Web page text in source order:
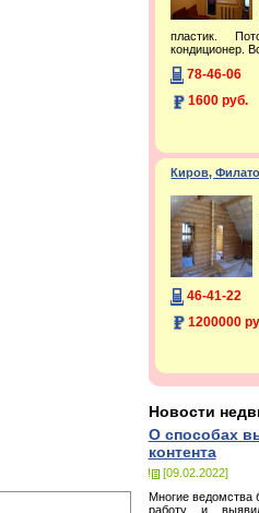
пластик.
кондиционер.
78-46-06
1600 руб.
Киров,
46-41-22
1200000
Новости
О способах
контента
[09.02.2022]
Многие ведомства
работу и